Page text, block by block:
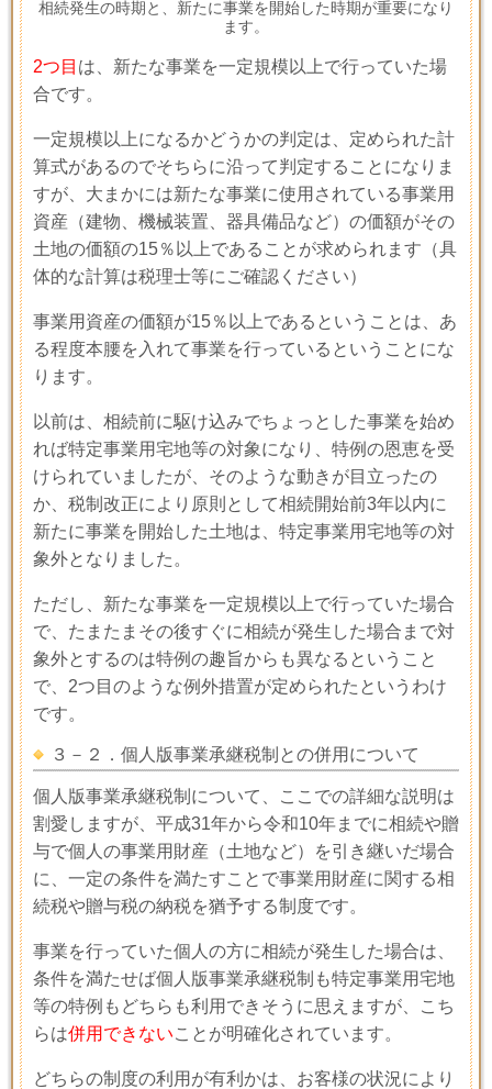
相続発生の時期と、新たに事業を開始した時期が重要になり
ます。
2つ目 は、新たな事業を一定規模以上で行っていた場
合です。
一定規模以上になるかどうかの判定は、定められた計
算式があるのでそちらに沿って判定することになりま
すが、大まかには新たな事業に使用されている事業用
資産（建物、機械装置、器具備品など）の価額がその
土地の価額の15％以上であることが求められます（具
体的な計算は税理士等にご確認ください）
事業用資産の価額が15％以上であるということは、あ
る程度本腰を入れて事業を行っているということにな
ります。
以前は、相続前に駆け込みでちょっとした事業を始め
れば特定事業用宅地等の対象になり、特例の恩恵を受
けられていましたが、そのような動きが目立ったの
か、税制改正により原則として相続開始前3年以内に
新たに事業を開始した土地は、特定事業用宅地等の対
象外となりました。
ただし、新たな事業を一定規模以上で行っていた場合
で、たまたまその後すぐに相続が発生した場合まで対
象外とするのは特例の趣旨からも異なるということ
で、 2つ目のような例外措置が定められたというわけ
です。
３－２．個人版事業承継税制との併用について
個人版事業承継税制について、ここでの詳細な説明は
割愛しますが、平成31年から令和10年までに相続や贈
与で個人の事業用財産（土地など）を引き継いだ場合
に、一定の条件を満たすことで事業用財産に関する相
続税や贈与税の納税を猶予する制度です。
事業を行っていた個人の方に相続が発生した場合は、
条件を満たせば個人版事業承継税制も特定事業用宅地
等の特例もどちらも利用できそうに思えますが、こち
らは併用できないことが明確化されています。
どちらの制度の利用が有利かは、お客様の状況により